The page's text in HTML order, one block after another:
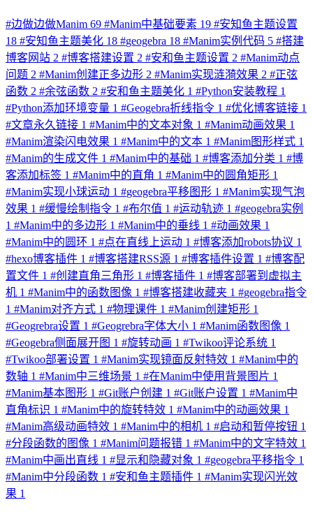
#边做边做Manim 69 #Manim中基础要素 19 #安知鱼主题设置
18 #安知鱼主题美化 18 #geogebra 18 #Manim实例代码 5 #搭建
博客网站 2 #博客搭建设置 2 #安和鱼主题设置 2 #Manim动点
问题 2 #Manim创建正多边形 2 #Manim实现涟漪效果 2 #正弦
函数 2 #余弦函数 2 #安和鱼主题美化 1 #Python安装教程 1
#Python添加环境变量 1 #Geogebra折线指令 1 #优化博客链接 1
#文章永久链接 1 #Manim中的文本对象 1 #Manim动画效果 1
#Manim渲染闪电效果 1 #Manim中的文本 1 #Manim图形样式 1
#Manim的生成文件 1 #Manim中的基础 1 #博客添加分类 1 #博
客添加标签 1 #Manim中的直角 1 #Manim中的圆角矩形 1
#Manim实现小球运动 1 #geogebra平移图形 1 #Manim实现气泡
效果 1 #缓慢绘制指令 1 #布尔值 1 #运动轨迹 1 #geogebra实例
1 #Manim中的多边形 1 #Manim中的垂线 1 #动画效果 1
#Manim中的圆环 1 #点在直线上运动 1 #博客添加robots协议 1
#hexo博客插件 1 #博客搭建RSS源 1 #博客插件设置 1 #博客配
置文件 1 #创建直角三角形 1 #博客插件 1 #博客部署到虚拟主
机 1 #Manim中的函数图像 1 #博客搭建收藏夹 1 #geogebra指令
1 #Manim对齐方式 1 #物理课件 1 #Manim创建矩形 1
#Geogrebra设置 1 #Geogrebra字体大小 1 #Manim函数图像 1
#Geogebra侧面展开图 1 #旋转动画 1 #Twikoo评论系统 1
#Twikoo部署设置 1 #Manim实现镜面反射特效 1 #Manim中的
数轴 1 #Manim中三维场景 1 #在Manim中使用背景图片 1
#Manim基本图形 1 #Git账户创建 1 #Git账户设置 1 #Manim中
直角标识 1 #Manim中的旋转特效 1 #Manim中的动画效果 1
#Manim高级动画特效 1 #Manim中的相机 1 #启动和暂停按钮 1
#分段函数的图像 1 #Manim问题报错 1 #Manim中的文字特效 1
#Manim中画出直线 1 #显示和隐藏对象 1 #geogebra平移指令 1
#Manim中分段函数 1 #安和鱼主题插件 1 #Manim实现闪光效
果 1